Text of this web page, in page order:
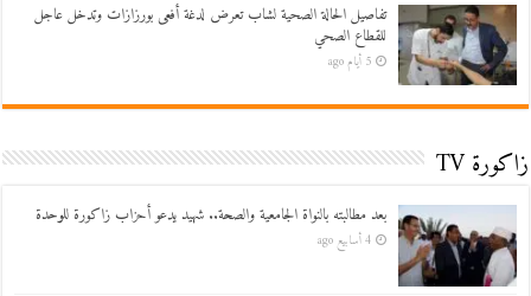
تفاصيل الحالة الصحية لشاب تعرض لدغة أفعى بورزازات وتدخل عاجل
للقطاع الصحي
5 أيام ago
زاكورة TV
بعد مطالبته بالنواة الجامعية والصحة.. شهيد يدعو أحزاب زاكورة للوحدة
4 أسابيع ago